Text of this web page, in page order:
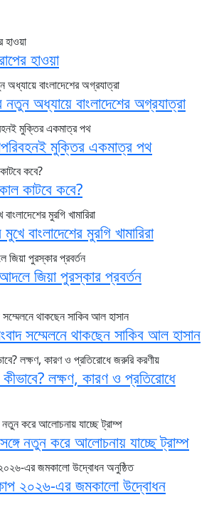
হাওয়া
অধ্যায়ে বাংলাদেশের অগ্রযাত্রা
মুক্তির একমাত্র পথ
কাটবে কবে?
বাংলাদেশের মুরগি খামারিরা
জিয়া পুরস্কার প্রবর্তন
সম্মেলনে থাকছেন সাকিব আল হাসান
কীভাবে? লক্ষণ, কারণ ও প্রতিরোধে
নতুন করে আলোচনায় যাচ্ছে ট্রাম্প
২০২৬-এর জমকালো উদ্বোধন